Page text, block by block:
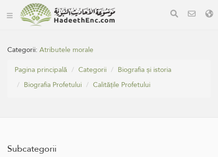
Categorii:Atributele morale
Pagina principală
Categorii
Biografia și istoria
Biografia Profetului
Calitățile Profetului
Subcategorii